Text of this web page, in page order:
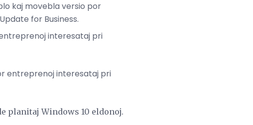
kaj movebla versio por
for Business.
interesataj pri
entreprenoj interesataj pri
planitaj Windows 10 eldonoj.